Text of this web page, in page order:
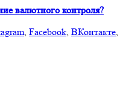
валютного контроля?
, Facebook, ВКонтакте,